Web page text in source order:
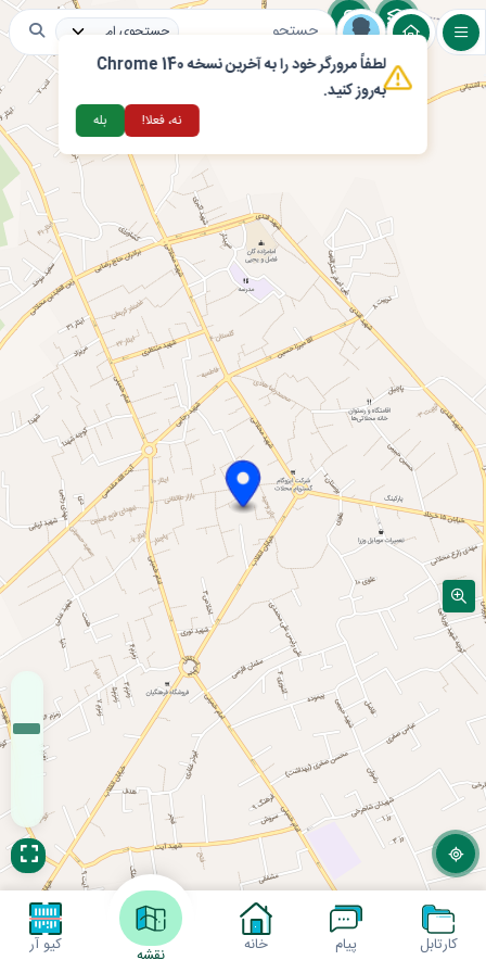
کارتابل پیام خانه نقشه کیو آر
لطفاً مرورگر خود را به آخرین نسخه Chrome 140
به‌روز کنید.
نه، فعلا! بله